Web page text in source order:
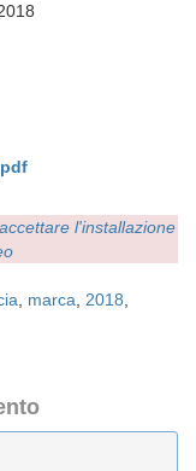
accettare l'installazione
marca 2018